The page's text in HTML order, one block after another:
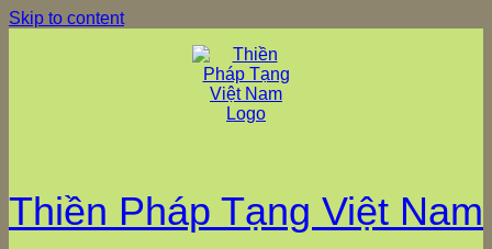
Skip to content
Thiền Pháp Tạng Việt Nam